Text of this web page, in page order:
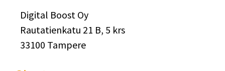
Digital Boost Oy
Rautatienkatu 21 B, 5 krs
33100 Tampere